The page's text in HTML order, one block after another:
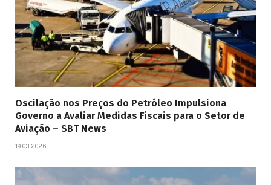
Oscilação nos Preços do Petróleo Impulsiona
Governo a Avaliar Medidas Fiscais para o Setor de
Aviação – SBT News
19.03.2026